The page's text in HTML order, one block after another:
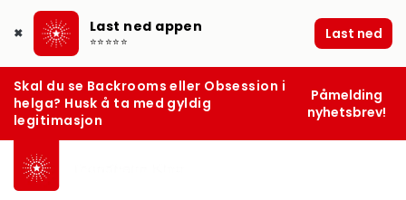
✖ Last ned appen
⭐⭐⭐⭐⭐ Last ned
Skal du se Backrooms eller Obsession i
helga? Husk å ta med gyldig
legitimasjon
Påmelding
nyhetsbrev!